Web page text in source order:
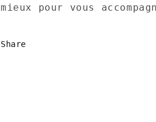
mieux pour vous
Share